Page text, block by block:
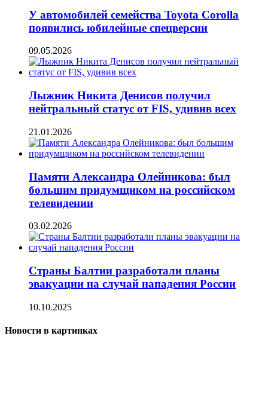
У автомобилей семейства Toyota Corolla
появились юбилейные спецверсии
09.05.2026
Лыжник Никита Денисов получил
нейтральный статус от FIS, удивив всех
21.01.2026
Памяти Александра Олейникова: был
большим придумщиком на российском
телевидении
03.02.2026
Страны Балтии разработали планы
эвакуации на случай нападения России
10.10.2025
Новости в картинках